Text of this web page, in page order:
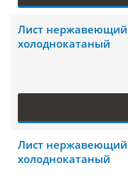
Лист нержавеющий
холоднокатаный
Лист нержавеющий
холоднокатаный